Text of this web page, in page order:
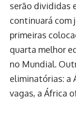
serão divididas
continuará com
primeiras
quarta melhor
no Mundial.
eliminatórias: a
vagas, a África